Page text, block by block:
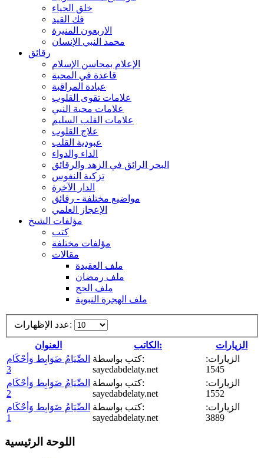
خلق الحياء
فك القيد
الاربعون المنيرة
محمد النبي الإنسان
رقائق
الإعلام بمحاسن الإسلام
قاعدة في المحبة
عبادة المراقبة
علامات تقوى القلوب
علامات محبة النبي
علامات القلب السليم
علاج القلوب
عبودية القلب
الداء والدواء
البحر الرائق في الزهد والرقائق
تزكية النفوس
الدار الآخرة
مواضيع مختلفة - رقائق
الإعجاز العلمي
مؤلفات الشيخ
كتب
مؤلفات مختلفة
مقالات
ملف العقيدة
ملف رمضان
ملف الحج
ملف الهجرة النبوية
عدد الإظهارات:
العنوان الكاتب:
الزيارات
الصِّيَامُ ضَوَابِط وَأحْكَام
3
كتب بواسطة:
sayedabdelaty.net
الزيارات:
1545
الصِّيَامُ ضَوَابِط وَأحْكَام
2
كتب بواسطة:
sayedabdelaty.net
الزيارات:
1552
الصِّيَامُ ضَوَابِط وَأحْكَام
1
كتب بواسطة:
sayedabdelaty.net
الزيارات:
3889
اللوحة الرئيسية